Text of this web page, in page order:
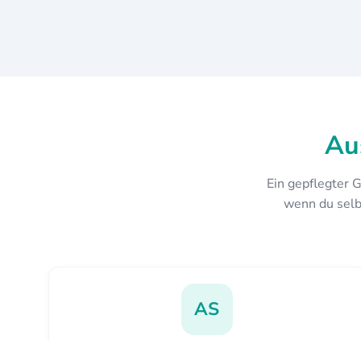
Ein gepflegter
wenn du
AS